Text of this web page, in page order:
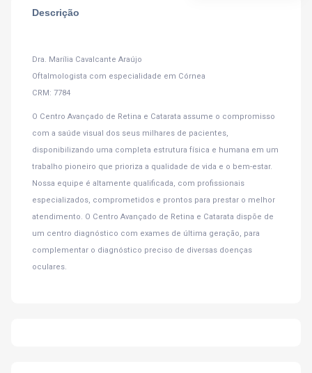
Descrição
Dra. Marília Cavalcante Araújo
Oftalmologista com especialidade em Córnea
CRM: 7784
O Centro Avançado de Retina e Catarata assume o compromisso
com a saúde visual dos seus milhares de pacientes,
disponibilizando uma completa estrutura física e humana em um
trabalho pioneiro que prioriza a qualidade de vida e o bem-estar.
Nossa equipe é altamente qualificada, com profissionais
especializados, comprometidos e prontos para prestar o melhor
atendimento. O Centro Avançado de Retina e Catarata dispõe de
um centro diagnóstico com exames de última geração, para
complementar o diagnóstico preciso de diversas doenças
oculares.